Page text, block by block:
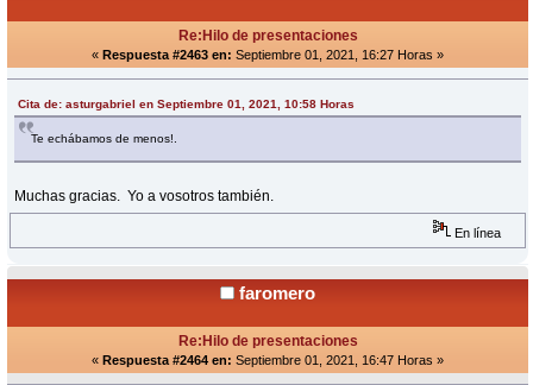
Re:Hilo de presentaciones
« Respuesta #2463 en: Septiembre 01, 2021, 16:27 Horas »
Cita de: asturgabriel en Septiembre 01, 2021, 10:58 Horas
Te echábamos de menos!.
Muchas gracias. Yo a vosotros también.
En línea
faromero
Re:Hilo de presentaciones
« Respuesta #2464 en: Septiembre 01, 2021, 16:47 Horas »